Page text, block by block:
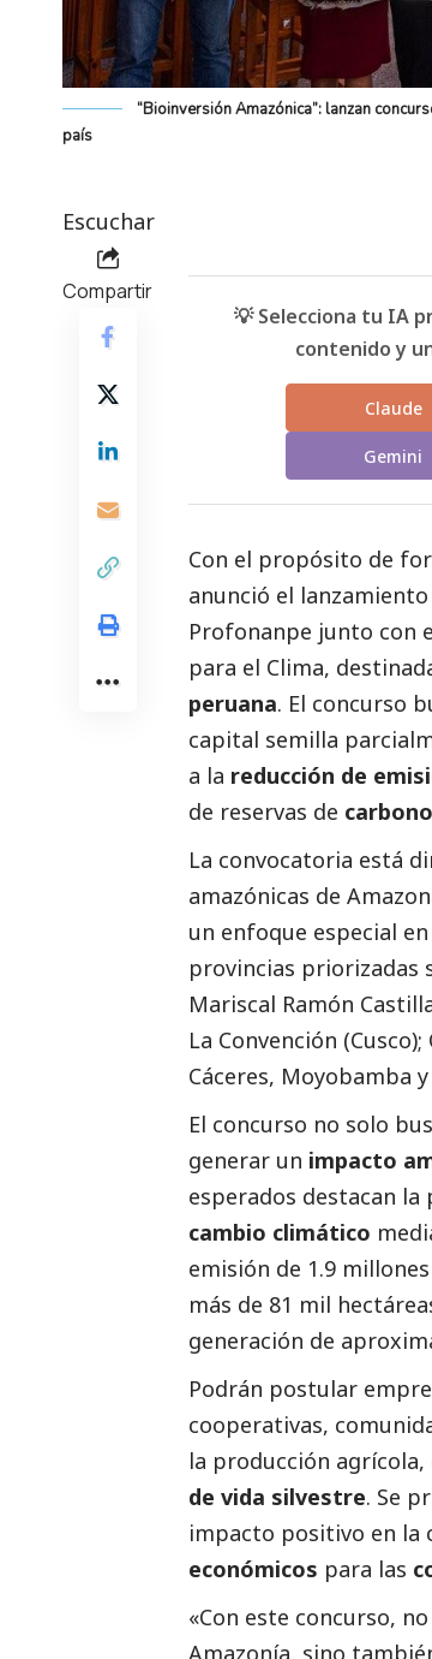
“Bioinversión Amazónica”: lanzan
país
Escuchar
Compartir
💡 Selecciona tu IA
contenido y
Claude
Gemini
Con el propósito de
anunció el
Profonanpe junto con
para el Clima,
peruana. El concurso
capital semilla
a la reducción de
de reservas de
La convocatoria está
amazónicas de
un enfoque especial
provincias priorizadas
Mariscal Ramón
La Convención
Cáceres, Moyobamba
El concurso no solo
generar un impacto
esperados destacan la
cambio climático
emisión de 1.9
más de 81 mil
generación de
Podrán postular
cooperativas,
la producción
de vida silvestre. Se
impacto positivo en la
económicos para las
«Con este concurso,